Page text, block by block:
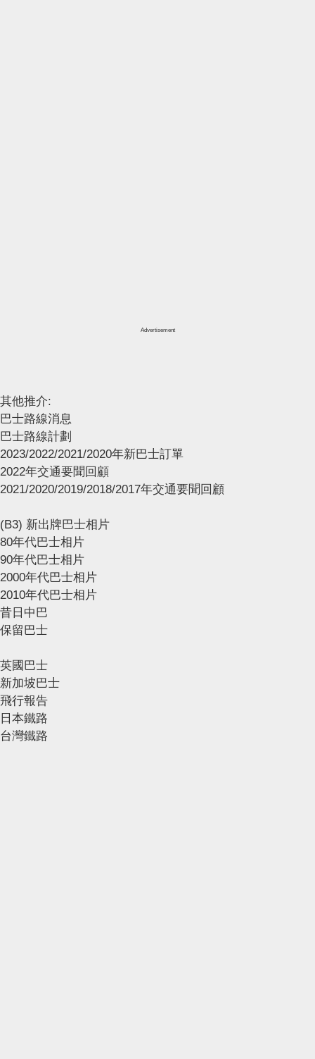
Advertisement
其他推介:
巴士路線消息
巴士路線計劃
2023/2022/2021/2020年新巴士訂單
2022年交通要聞回顧
2021/2020/2019/2018/2017年交通要聞回顧
(B3) 新出牌巴士相片
80年代巴士相片
90年代巴士相片
2000年代巴士相片
2010年代巴士相片
昔日中巴
保留巴士
英國巴士
新加坡巴士
飛行報告
日本鐵路
台灣鐵路